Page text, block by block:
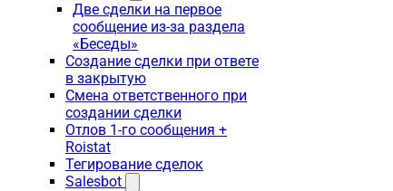
Две сделки на первое
сообщение из-за раздела
«Беседы»
Создание сделки при ответе
в закрытую
Смена ответственного при
создании сделки
Отлов 1-го сообщения +
Roistat
Тегирование сделок
Salesbot